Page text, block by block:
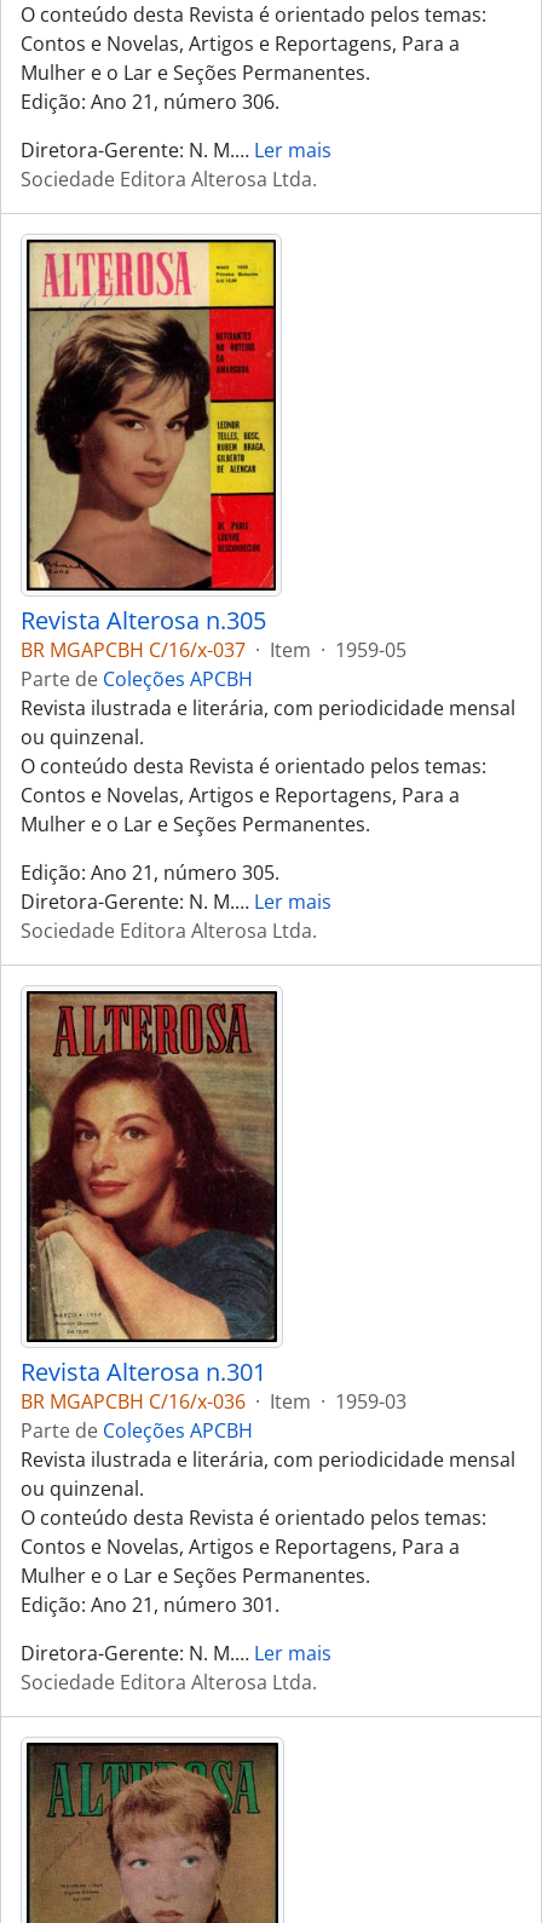
O conteúdo desta Revista é orientado pelos temas:
Contos e Novelas, Artigos e Reportagens, Para a
Mulher e o Lar e Seções Permanentes.
Edição: Ano 21, número 306.
Diretora-Gerente: N. M.… Ler mais
Sociedade Editora Alterosa Ltda.
Revista Alterosa n.305
BR MGAPCBH C/16/x-037 · Item · 1959-05
Parte de Coleções APCBH
Revista ilustrada e literária, com periodicidade mensal
ou quinzenal.
O conteúdo desta Revista é orientado pelos temas:
Contos e Novelas, Artigos e Reportagens, Para a
Mulher e o Lar e Seções Permanentes.
Edição: Ano 21, número 305.
Diretora-Gerente: N. M.… Ler mais
Sociedade Editora Alterosa Ltda.
Revista Alterosa n.301
BR MGAPCBH C/16/x-036 · Item · 1959-03
Parte de Coleções APCBH
Revista ilustrada e literária, com periodicidade mensal
ou quinzenal.
O conteúdo desta Revista é orientado pelos temas:
Contos e Novelas, Artigos e Reportagens, Para a
Mulher e o Lar e Seções Permanentes.
Edição: Ano 21, número 301.
Diretora-Gerente: N. M.… Ler mais
Sociedade Editora Alterosa Ltda.